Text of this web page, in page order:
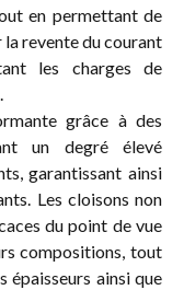
en permettant de
revente du courant
les charges de
grâce à des
un degré élevé
garantissant ainsi
Les cloisons non
du point de vue
compositions, tout
épaisseurs ainsi que